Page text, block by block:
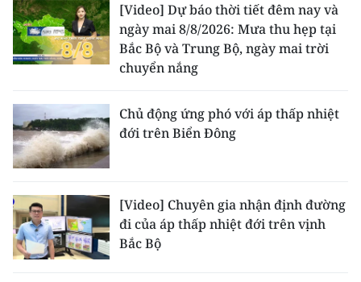
[Video] Dự báo thời tiết đêm nay và
ngày mai 8/8/2026: Mưa thu hẹp tại
Bắc Bộ và Trung Bộ, ngày mai trời
chuyển nắng
Chủ động ứng phó với áp thấp nhiệt
đới trên Biển Đông
[Video] Chuyên gia nhận định đường
đi của áp thấp nhiệt đới trên vịnh
Bắc Bộ